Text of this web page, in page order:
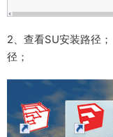
2、查看SU安装路径
径；